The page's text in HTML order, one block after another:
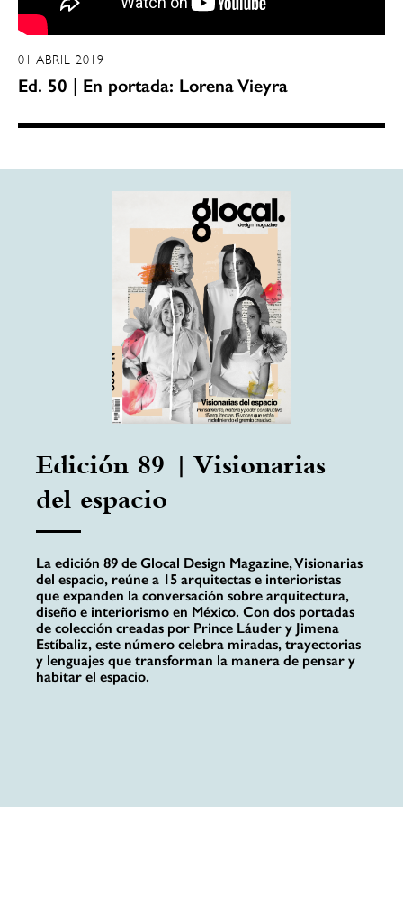
01 ABRIL 2019
Ed. 50 | En portada: Lorena Vieyra
Edición 89 | Visionarias
del espacio
La edición 89 de Glocal Design Magazine, Visionarias
del espacio, reúne a 15 arquitectas e interioristas
que expanden la conversación sobre arquitectura,
diseño e interiorismo en México. Con dos portadas
de colección creadas por Prince Láuder y Jimena
Estíbaliz, este número celebra miradas, trayectorias
y lenguajes que transforman la manera de pensar y
habitar el espacio.